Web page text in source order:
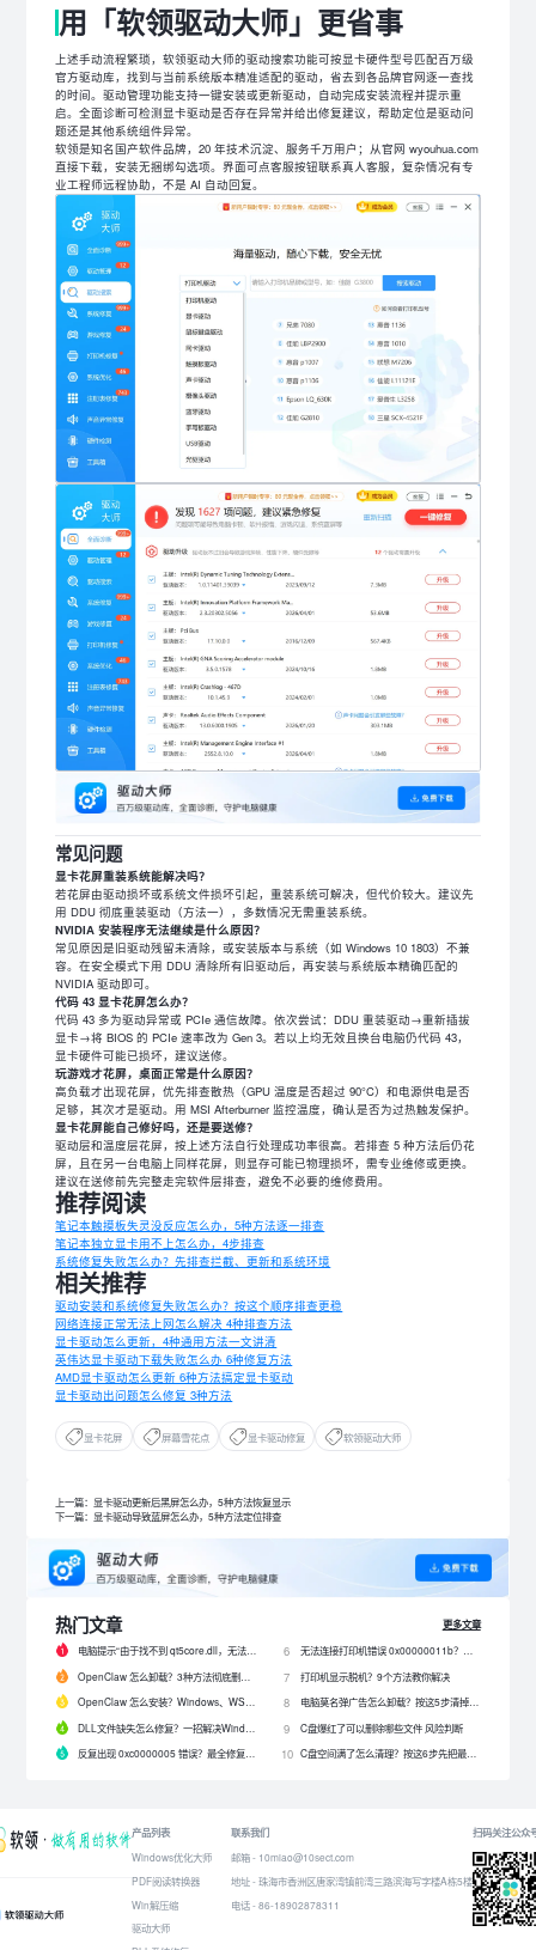
用「软领驱动大师」更省事
上述手动流程繁琐，软领驱动大师的驱动搜索功能可按显卡硬件型号匹配百万级
官方驱动库，找到与当前系统版本精准适配的驱动，省去到各品牌官网逐一查找
的时间。驱动管理功能支持一键安装或更新驱动，自动完成安装流程并提示重
启。全面诊断可检测显卡驱动是否存在异常并给出修复建议，帮助定位是驱动问
题还是其他系统组件异常。
软领是知名国产软件品牌，20 年技术沉淀、服务千万用户；从官网 wyouhua.com
直接下载，安装无捆绑勾选项。界面可点客服按钮联系真人客服，复杂情况有专
业工程师远程协助，不是 AI 自动回复。
常见问题
显卡花屏重装系统能解决吗？
若花屏由驱动损坏或系统文件损坏引起，重装系统可解决，但代价较大。建议先
用 DDU 彻底重装驱动（方法一），多数情况无需重装系统。
NVIDIA 安装程序无法继续是什么原因？
常见原因是旧驱动残留未清除，或安装版本与系统（如 Windows 10 1803）不兼
容。在安全模式下用 DDU 清除所有旧驱动后，再安装与系统版本精确匹配的
NVIDIA 驱动即可。
代码 43 显卡花屏怎么办？
代码 43 多为驱动异常或 PCIe 通信故障。依次尝试：DDU 重装驱动→重新插拔
显卡→将 BIOS 的 PCIe 速率改为 Gen 3。若以上均无效且换台电脑仍代码 43，
显卡硬件可能已损坏，建议送修。
玩游戏才花屏，桌面正常是什么原因？
高负载才出现花屏，优先排查散热（GPU 温度是否超过 90°C）和电源供电是否
足够，其次才是驱动。用 MSI Afterburner 监控温度，确认是否为过热触发保护。
显卡花屏能自己修好吗，还是要送修？
驱动层和温度层花屏，按上述方法自行处理成功率很高。若排查 5 种方法后仍花
屏，且在另一台电脑上同样花屏，则显存可能已物理损坏，需专业维修或更换。
建议在送修前先完整走完软件层排查，避免不必要的维修费用。
推荐阅读
笔记本触摸板失灵没反应怎么办，5种方法逐一排查
笔记本独立显卡用不上怎么办，4步排查
系统修复失败怎么办？先排查拦截、更新和系统环境
相关推荐
驱动安装和系统修复失败怎么办？按这个顺序排查更稳
网络连接正常无法上网怎么解决 4种排查方法
显卡驱动怎么更新，4种通用方法一文讲清
英伟达显卡驱动下载失败怎么办 6种修复方法
AMD显卡驱动怎么更新 6种方法搞定显卡驱动
显卡驱动出问题怎么修复 3种方法
显卡花屏 屏幕雪花点 显卡驱动修复 软领驱动大师
上一篇：显卡驱动更新后黑屏怎么办，5种方法恢复显示
下一篇：显卡驱动导致蓝屏怎么办，5种方法定位排查
热门文章
更多文章
电脑提示“由于找不到 qt5core.dll，无法继续执行代码”？4 招快速修复！
OpenClaw 怎么卸载？3种方法彻底删除 OpenClaw 及残留数据
OpenClaw 怎么安装？Windows、WSL2 和网关配置完整教程
DLL文件缺失怎么修复？一招解决Windows启动报错问题！
反复出现 0xc0000005 错误？最全修复教程来了！
6
7 打印机显示脱机？9个方法教你解决
8
9 C盘爆红了可以删除哪些文件 风险判断
10
产品列表
Windows优化大师
PDF阅读转换器
Win解压缩
驱动大师
联系我们
邮箱 - 10miao@10sect.com
地址 - 珠海市香洲区唐家湾镇前湾三路滨海写字楼A栋5楼
电话 - 86-18902878311
扫码关注公众